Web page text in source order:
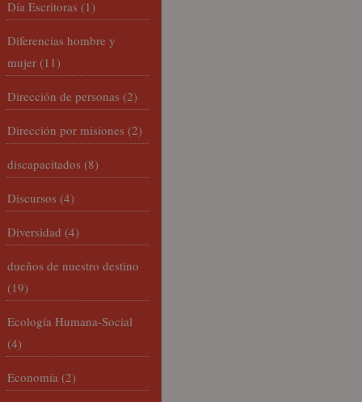
Día Escritoras (1)
Diferencias hombre y
mujer (11)
Dirección de personas (2)
Dirección por misiones (2)
discapacitados (8)
Discursos (4)
Diversidad (4)
dueños de nuestro destino
(19)
Ecología Humana-Social
(4)
Economía (2)